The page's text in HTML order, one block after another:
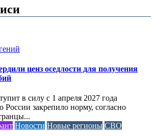
ценз оседлости для получения
в силу с 1 апреля 2027 года
России закрепило норму, согласно
Новости Новые регионы СВО